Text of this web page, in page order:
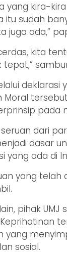
yang kira-
sudah
juga ada,”
kita
deklarasi
pada
dari
dasar
ada di
yang
pihak
yang
sosial.